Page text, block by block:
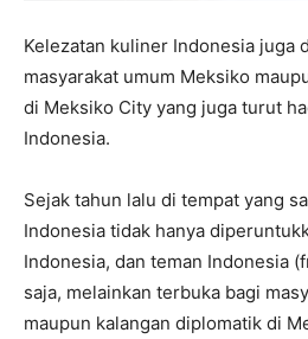
Kelezatan kuliner Indonesia juga
masyarakat umum Meksiko
di Meksiko City yang juga turut
Indonesia.
Sejak tahun lalu di tempat yang
Indonesia tidak hanya
Indonesia, dan teman Indonesia
saja, melainkan terbuka bagi
maupun kalangan diplomatik di